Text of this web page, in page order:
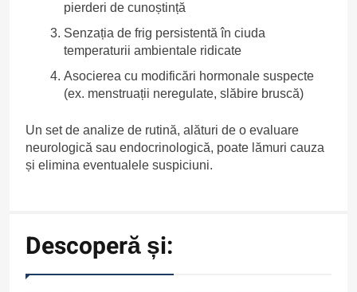
pierderi de cunoștință
Senzația de frig persistentă în ciuda
temperaturii ambientale ridicate
Asocierea cu modificări hormonale suspecte
(ex. menstruații neregulate, slăbire bruscă)
Un set de analize de rutină, alături de o evaluare
neurologică sau endocrinologică, poate lămuri cauza
și elimina eventualele suspiciuni.
Descoperă și: